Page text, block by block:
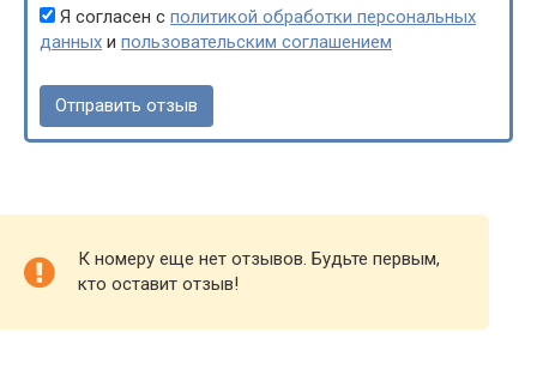
Я согласен с политикой обработки персональных
данных и пользовательским соглашением
К номеру еще нет отзывов. Будьте первым,
кто оставит отзыв!